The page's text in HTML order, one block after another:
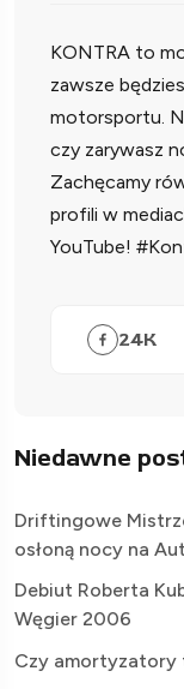
KONTRA to
zawsze
motorsportu.
czy zarywasz
Zachęcamy
profili w
YouTube!
24K
Niedawne
Driftingowe
osłoną nocy na
Debiut Roberta
Węgier 2006
Czy amortyzatory